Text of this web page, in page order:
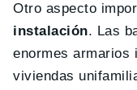
Otro aspecto
instalación. Las
enormes armarios
viviendas